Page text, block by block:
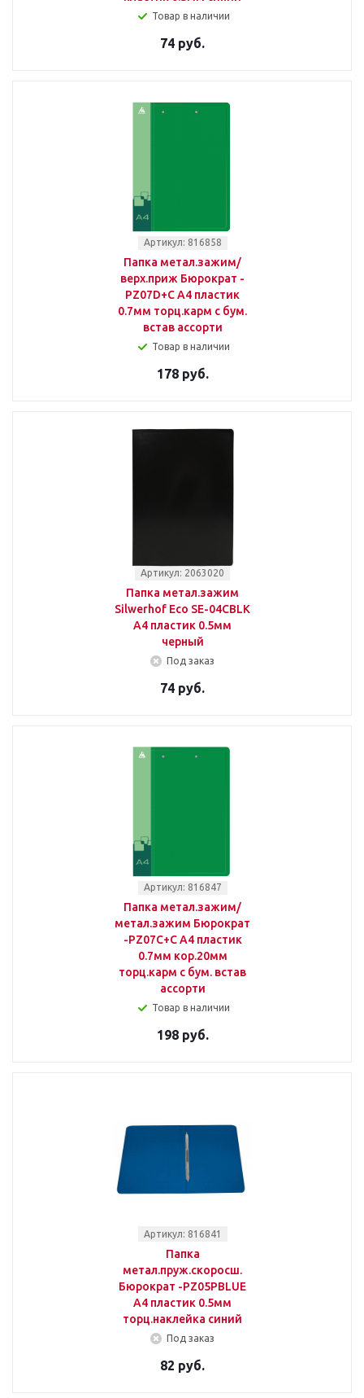
Товар в наличии
74 руб.
Артикул: 816858
Папка метал.зажим/
верх.приж Бюрократ -
PZ07D+C A4 пластик
0.7мм торц.карм с бум.
встав ассорти
Товар в наличии
178 руб.
Артикул: 2063020
Папка метал.зажим
Silwerhof Eco SE-04CBLK
A4 пластик 0.5мм
черный
Под заказ
74 руб.
Артикул: 816847
Папка метал.зажим/
метал.зажим Бюрократ
-PZ07C+C A4 пластик
0.7мм кор.20мм
торц.карм с бум. встав
ассорти
Товар в наличии
198 руб.
Артикул: 816841
Папка
метал.пруж.скоросш.
Бюрократ -PZ05PBLUE
A4 пластик 0.5мм
торц.наклейка синий
Под заказ
82 руб.